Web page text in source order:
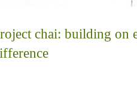
chai: building on